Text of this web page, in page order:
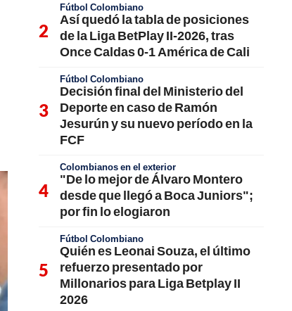
Fútbol Colombiano
Así quedó la tabla de posiciones
de la Liga BetPlay II-2026, tras
Once Caldas 0-1 América de Cali
Fútbol Colombiano
Decisión final del Ministerio del
Deporte en caso de Ramón
Jesurún y su nuevo período en la
FCF
Colombianos en el exterior
"De lo mejor de Álvaro Montero
desde que llegó a Boca Juniors";
por fin lo elogiaron
Fútbol Colombiano
Quién es Leonai Souza, el último
refuerzo presentado por
Millonarios para Liga Betplay II
2026